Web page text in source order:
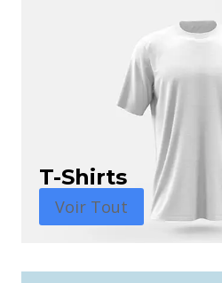
T-Shirts
Voir Tout